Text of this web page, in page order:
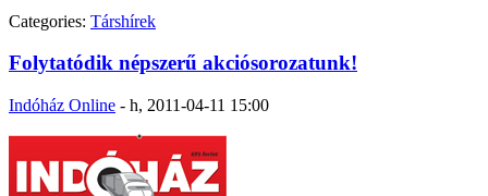
Categories: Társhírek
Folytatódik népszerű akciósorozatunk!
Indóház Online - h, 2011-04-11 15:00